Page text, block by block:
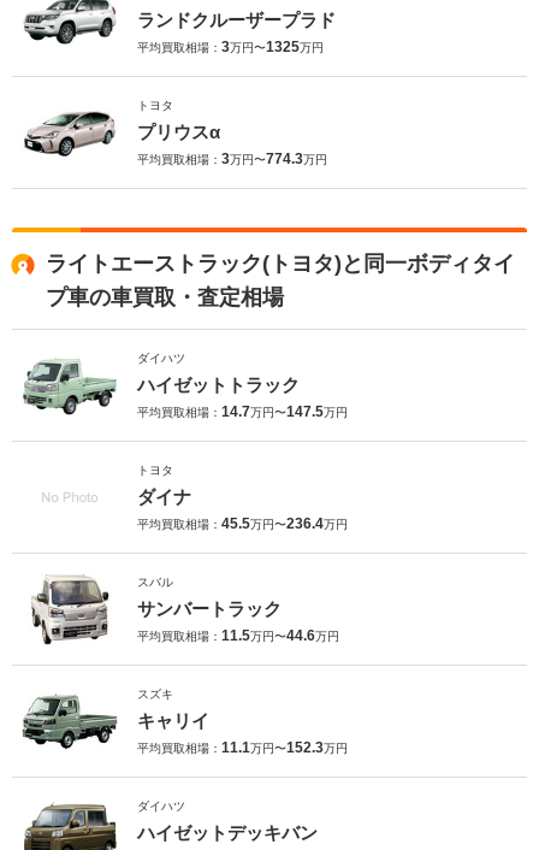
ランドクルーザープラド
平均買取相場： 3万円〜1325万円
トヨタ
プリウスα
平均買取相場： 3万円〜774.3万円
ライトエーストラック(トヨタ)と同一ボディタイ
プ車の車買取・査定相場
ダイハツ
ハイゼットトラック
平均買取相場： 14.7万円〜147.5万円
トヨタ
ダイナ
平均買取相場： 45.5万円〜236.4万円
スバル
サンバートラック
平均買取相場： 11.5万円〜44.6万円
スズキ
キャリイ
平均買取相場： 11.1万円〜152.3万円
ダイハツ
ハイゼットデッキバン